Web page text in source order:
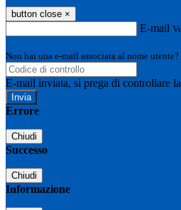
button close ×
E-mail
Non hai una e-mail associata al nome
E-mail inviata, si prega di controllare
Errore
Chiudi
Successo
Chiudi
Informazione